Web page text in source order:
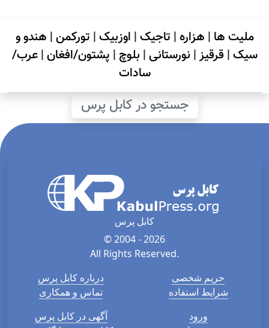
ملیت ها | هزاره| تاجیک| اوزبیک| تورکمن| هندو و
سیک| قرقیز| نورستانی| بلوچ | پشتون/افغان|عرب/
سادات
جستجو در کابل پرس
کابل پرس
© 2004 - 2026
All Rights Reserved.
درباره کابل پرس
تماس و همکاری
حریم شخصی
شرایط استفاده
آگهی در کابل پرس
ورود